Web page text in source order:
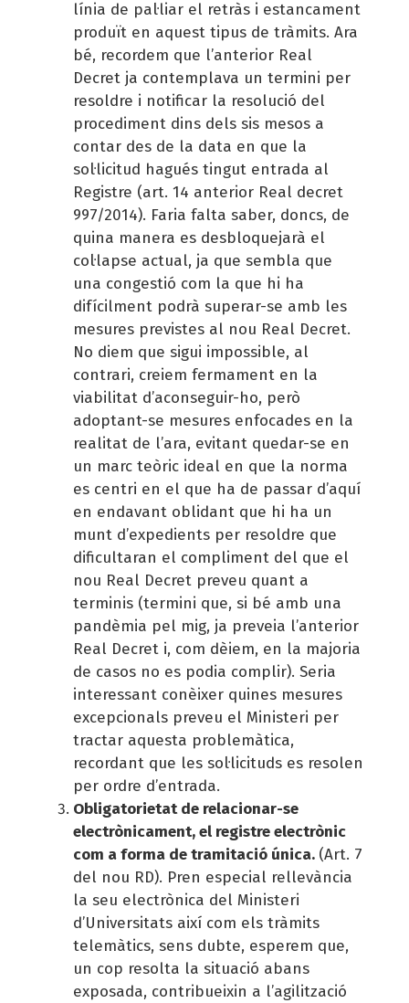
línia de pal·liar el retràs i estancament
produït en aquest tipus de tràmits. Ara
bé, recordem que l’anterior Real
Decret ja contemplava un termini per
resoldre i notificar la resolució del
procediment dins dels sis mesos a
contar des de la data en que la
sol·licitud hagués tingut entrada al
Registre (art. 14 anterior Real decret
997/2014). Faria falta saber, doncs, de
quina manera es desbloquejarà el
col·lapse actual, ja que sembla que
una congestió com la que hi ha
difícilment podrà superar-se amb les
mesures previstes al nou Real Decret.
No diem que sigui impossible, al
contrari, creiem fermament en la
viabilitat d’aconseguir-ho, però
adoptant-se mesures enfocades en la
realitat de l’ara, evitant quedar-se en
un marc teòric ideal en que la norma
es centri en el que ha de passar d’aquí
en endavant oblidant que hi ha un
munt d’expedients per resoldre que
dificultaran el compliment del que el
nou Real Decret preveu quant a
terminis (termini que, si bé amb una
pandèmia pel mig, ja preveia l’anterior
Real Decret i, com dèiem, en la majoria
de casos no es podia complir). Seria
interessant conèixer quines mesures
excepcionals preveu el Ministeri per
tractar aquesta problemàtica,
recordant que les sol·licituds es resolen
per ordre d’entrada.
Obligatorietat de relacionar-se
electrònicament, el registre electrònic
com a forma de tramitació única. (Art. 7
del nou RD). Pren especial rellevància
la seu electrònica del Ministeri
d’Universitats així com els tràmits
telemàtics, sens dubte, esperem que,
un cop resolta la situació abans
exposada, contribueixin a l’agilització